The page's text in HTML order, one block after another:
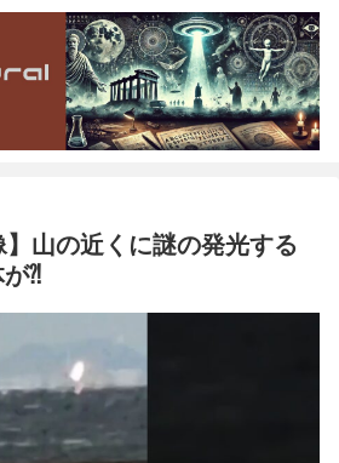
】山の近くに謎の発光する
⁈